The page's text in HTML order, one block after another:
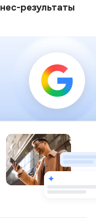
результаты